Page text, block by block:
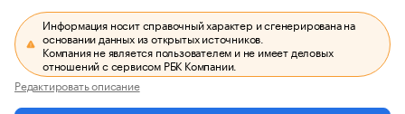
Информация носит справочный характер и сгенерирована на
основании данных из открытых источников.
Компания не является пользователем и не имеет деловых
отношений с сервисом РБК Компании.
Редактировать описание